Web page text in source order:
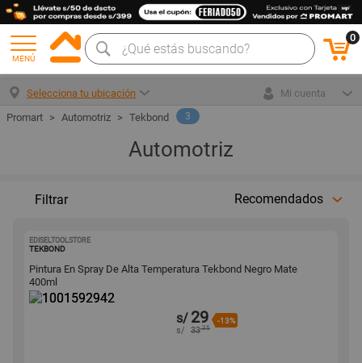
MENÚ
0
Selecciona tu ubicación
Mi cuenta
Automotriz
Tekbond 3
Automotriz
Filtrar Recomendados
EDISELTOOLSTORE
TEKBOND
Pintura En Spray De Alta Temperatura Tekbond Negro Mate
400ml
s/ 29 -13%
s/ 33.35